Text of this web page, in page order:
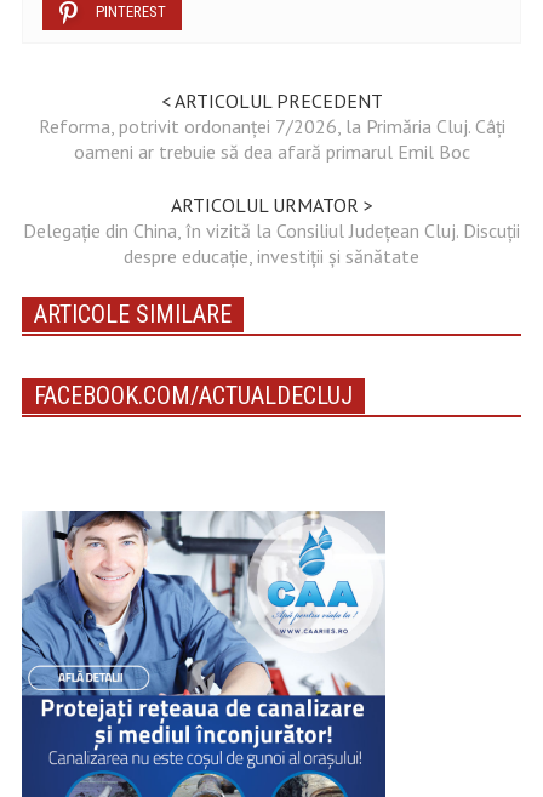
PINTEREST
< ARTICOLUL PRECEDENT
Reforma, potrivit ordonanței 7/2026, la Primăria Cluj. Câți
oameni ar trebuie să dea afară primarul Emil Boc
ARTICOLUL URMATOR >
Delegație din China, în vizită la Consiliul Județean Cluj. Discuții
despre educație, investiții și sănătate
ARTICOLE SIMILARE
FACEBOOK.COM/ACTUALDECLUJ